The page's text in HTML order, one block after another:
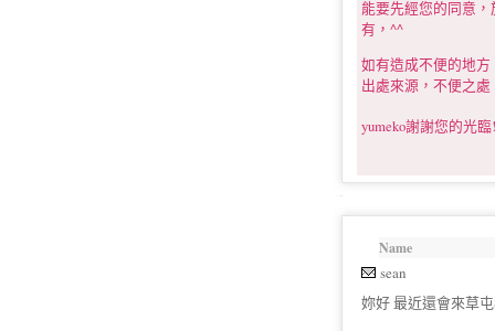
能要先經您的同意
有，^^
如有造成不便的地
出處來源，不便之
yumeko謝謝您的光
Name
sean
妳好 最近還會來草